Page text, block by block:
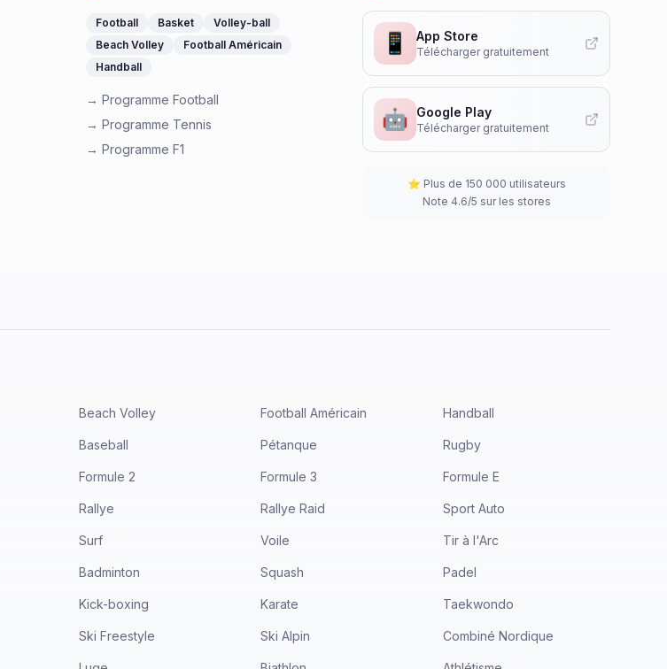
Football Basket
Volley-ball
Beach Volley
Football Américain
Handball
→ Programme Football
→ Programme Tennis
→ Programme F1
📱 App Store
Télécharger gratuitement
🤖 Google Play
Télécharger gratuitement
⭐ Plus de 150 000 utilisateurs
Note 4.6/5 sur les stores
Beach Volley Football Américain Handball
Baseball Pétanque Rugby
Formule 2 Formule 3 Formule E
Rallye Rallye Raid Sport Auto
Surf Voile Tir à l'Arc
Badminton Squash Padel
Kick-boxing Karate Taekwondo
Ski Freestyle Ski Alpin Combiné Nordique